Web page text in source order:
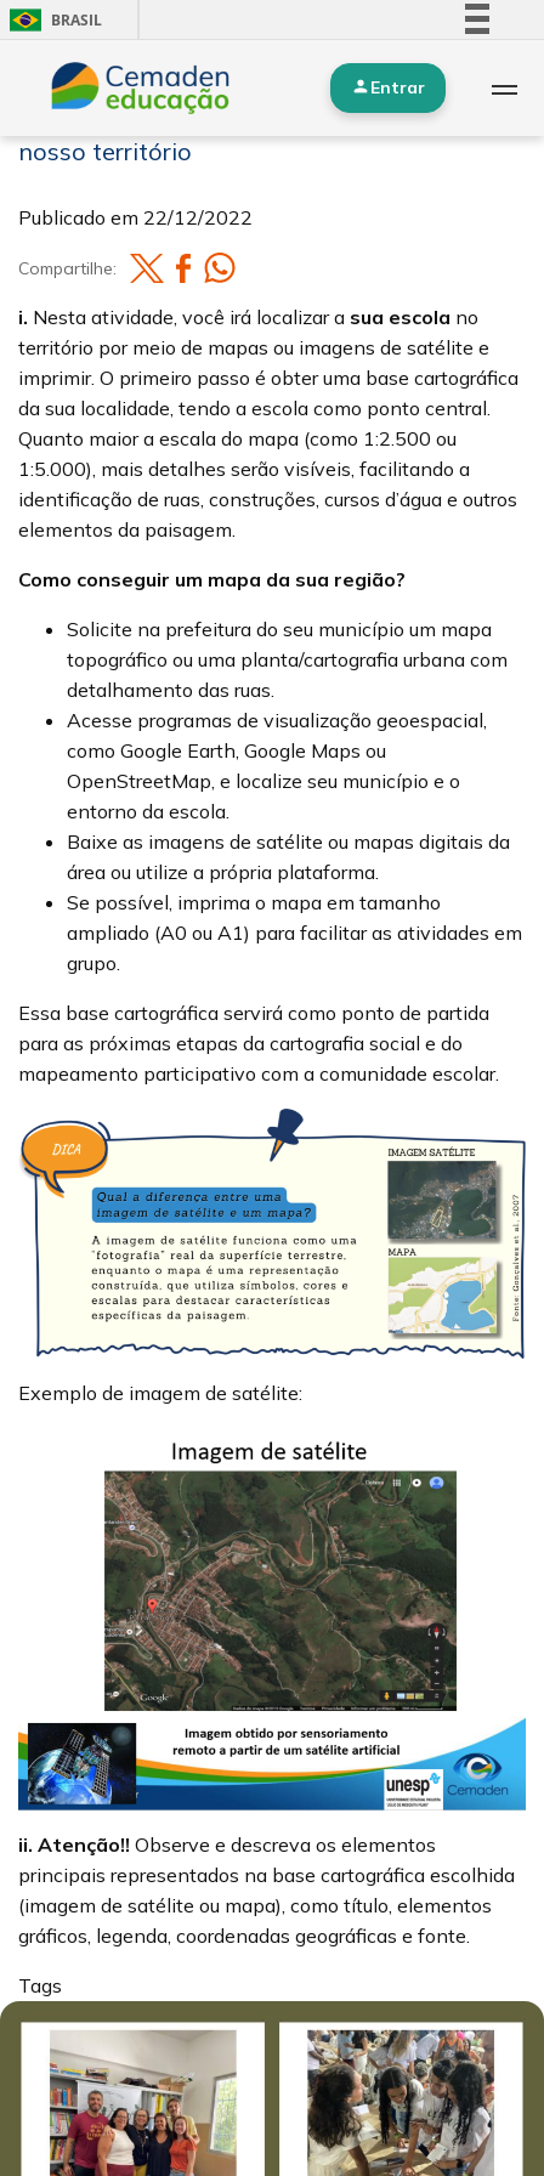
BRASIL
Simplifique!
Comunica BR
Entrar
1. Cartografia: A busca e leitura do mapa do
nosso território
Publicado em 22/12/2022
Compartilhe:
i. Nesta atividade, você irá localizar a sua escola no
território por meio de mapas ou imagens de satélite e
imprimir. O primeiro passo é obter uma base cartográfica
da sua localidade, tendo a escola como ponto central.
Quanto maior a escala do mapa (como 1:2.500 ou
1:5.000), mais detalhes serão visíveis, facilitando a
identificação de ruas, construções, cursos d’água e outros
elementos da paisagem.
Como conseguir um mapa da sua região?
Solicite na prefeitura do seu município um mapa
topográfico ou uma planta/cartografia urbana com
detalhamento das ruas.
Acesse programas de visualização geoespacial,
como Google Earth, Google Maps ou
OpenStreetMap, e localize seu município e o
entorno da escola.
Baixe as imagens de satélite ou mapas digitais da
área ou utilize a própria plataforma.
Se possível, imprima o mapa em tamanho
ampliado (A0 ou A1) para facilitar as atividades em
grupo.
Essa base cartográfica servirá como ponto de partida
para as próximas etapas da cartografia social e do
mapeamento participativo com a comunidade escolar.
Exemplo de imagem de satélite:
ii. Atenção!! Observe e descreva os elementos
principais representados na base cartográfica escolhida
(imagem de satélite ou mapa), como título, elementos
gráficos, legenda, coordenadas geográficas e fonte.
Tags